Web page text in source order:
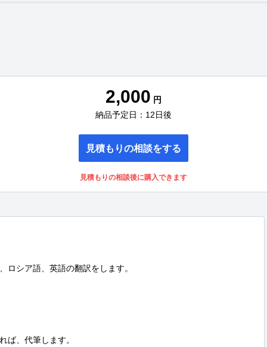
2,000 円
納品予定日：12日後
見積もりの相談をする
見積もりの相談後に購入できます
ロシア語、英語の翻訳をします。
ば、代筆します。